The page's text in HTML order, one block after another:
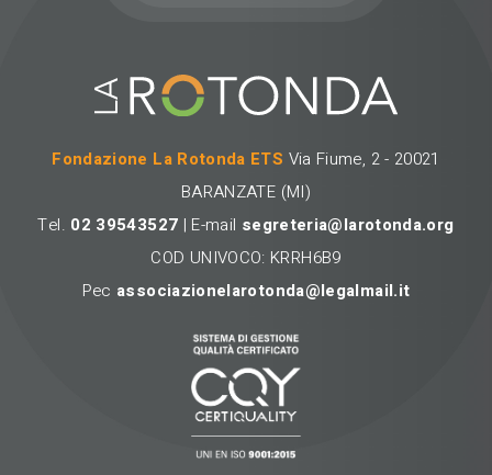
Fondazione La Rotonda ETS Via Fiume, 2 - 20021
BARANZATE (MI)
Tel. 02 39543527 | E-mail segreteria@larotonda.org
COD UNIVOCO: KRRH6B9
Pec associazionelarotonda@legalmail.it